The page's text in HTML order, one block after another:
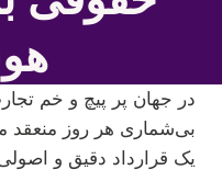
در جهان پر پیچ و خم
بی‌شماری هر روز منعقد
یک قرارداد دقیق و